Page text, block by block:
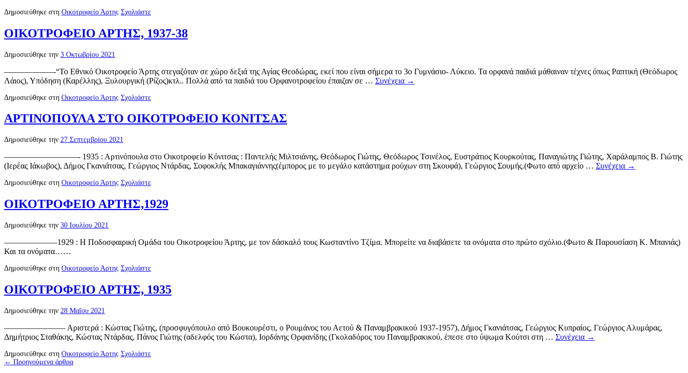
Δημοσιεύθηκε στη Οικοτροφείο Άρτης Σχολιάστε
ΟΙΚΟΤΡΟΦΕΙΟ ΑΡΤΗΣ, 1937-38
Δημοσιεύθηκε την 3 Οκτωβρίου 2021
——————-“Το Εθνικό Οικοτροφείο Άρτης στεγαζόταν σε χώρο δεξιά της Αγίας Θεοδώρας, εκεί που είναι σήμερα το 3ο Γυμνάσιο- Λύκειο. Τα ορφανά παιδιά μάθαιναν τέχνες όπως Ραπτική (Θεόδωρος
Λάιος), Υπόδηση (Καρέλλης), Ξυλουργική (Ρίζος)κτλ.. Πολλά από τα παιδιά του Ορφανοτροφείου έπαιζαν σε … Συνέχεια →
Δημοσιεύθηκε στη Οικοτροφείο Άρτης Σχολιάστε
ΑΡΤΙΝΟΠΟΥΛΑ ΣΤΟ ΟΙΚΟΤΡΟΦΕΙΟ ΚΟΝΙΤΣΑΣ
Δημοσιεύθηκε την 27 Σεπτεμβρίου 2021
—————————- 1935 : Αρτινόπουλα στο Οικοτροφείο Κόνιτσας : Παντελής Μιλτσιάνης, Θεόδωρος Γιώτης, Θεόδωρος Τσινέλος, Ευστράτιος Κουρκούτας, Παναγιώτης Γιώτης, Χαράλαμπος Β. Γιώτης
(Ιερέας Ιάκωβος), Δήμος Γκανιάτσας, Γεώργιος Ντάρδας, Σοφοκλής Μπακαγιάννης(έμπορος με το μεγάλο κατάστημα ρούχων στη Σκουφά), Γεώργιος Σουμής.(Φωτο από αρχείο … Συνέχεια →
Δημοσιεύθηκε στη Οικοτροφείο Άρτης Σχολιάστε
ΟΙΚΟΤΡΟΦΕΙΟ ΑΡΤΗΣ,1929
Δημοσιεύθηκε την 30 Ιουλίου 2021
——————–1929 : Η Ποδοσφαιρική Ομάδα του Οικοτροφείου Άρτης, με τον δάσκαλό τους Κωσταντίνο Τζίμα. Μπορείτε να διαβάσετε τα ονόματα στο πρώτο σχόλιο.(Φωτο & Παρουσίαση Κ. Μπανιάς)
Και τα ονόματα……
Δημοσιεύθηκε στη Οικοτροφείο Άρτης Σχολιάστε
ΟΙΚΟΤΡΟΦΕΙΟ ΑΡΤΗΣ, 1935
Δημοσιεύθηκε την 28 Μαΐου 2021
———————– Αριστερά : Κώστας Γιώτης, (προσφυγόπουλο από Βουκουρέστι, ο Ρουμάνος του Αετού & Παναμβρακικού 1937-1957), Δήμος Γκανιάτσας, Γεώργιος Κυπραίος, Γεώργιος Αλυμάρας,
Δημήτριος Σταθάκης, Κώστας Ντάρδας, Πάνος Γιώτης (αδελφός του Κώστα), Ιορδάνης Ορφανίδης (Γκολαδόρος του Παναμβρακικού, έπεσε στο ύψωμα Κούτσι στη … Συνέχεια →
Δημοσιεύθηκε στη Οικοτροφείο Άρτης Σχολιάστε
← Προηγούμενα άρθρα